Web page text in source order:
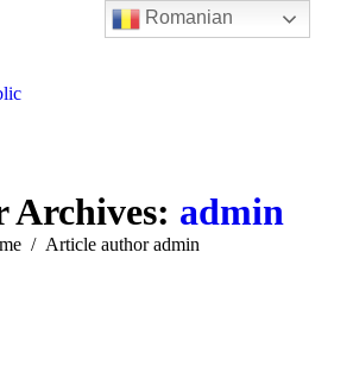
Archives: admin
are here:Article author admin
Romanian